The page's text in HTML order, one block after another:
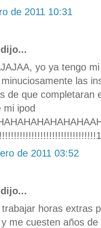
de 2011 10:31
yo ya tengo
las
de que completaran
mi ipod
de 2011 03:52
horas extras
me cuesten años